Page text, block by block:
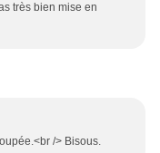
très bien mise en
/> Bisous.